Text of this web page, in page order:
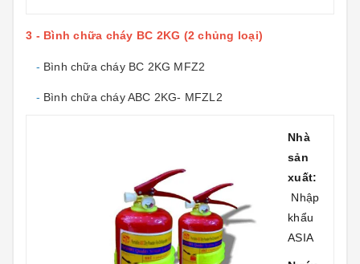
3 - Bình chữa cháy BC 2KG (2 chủng loại)
- Bình chữa cháy BC 2KG MFZ2
- Bình chữa cháy ABC 2KG- MFZL2
Nhà
sản
xuất:
Nhập
khẩu
ASIA